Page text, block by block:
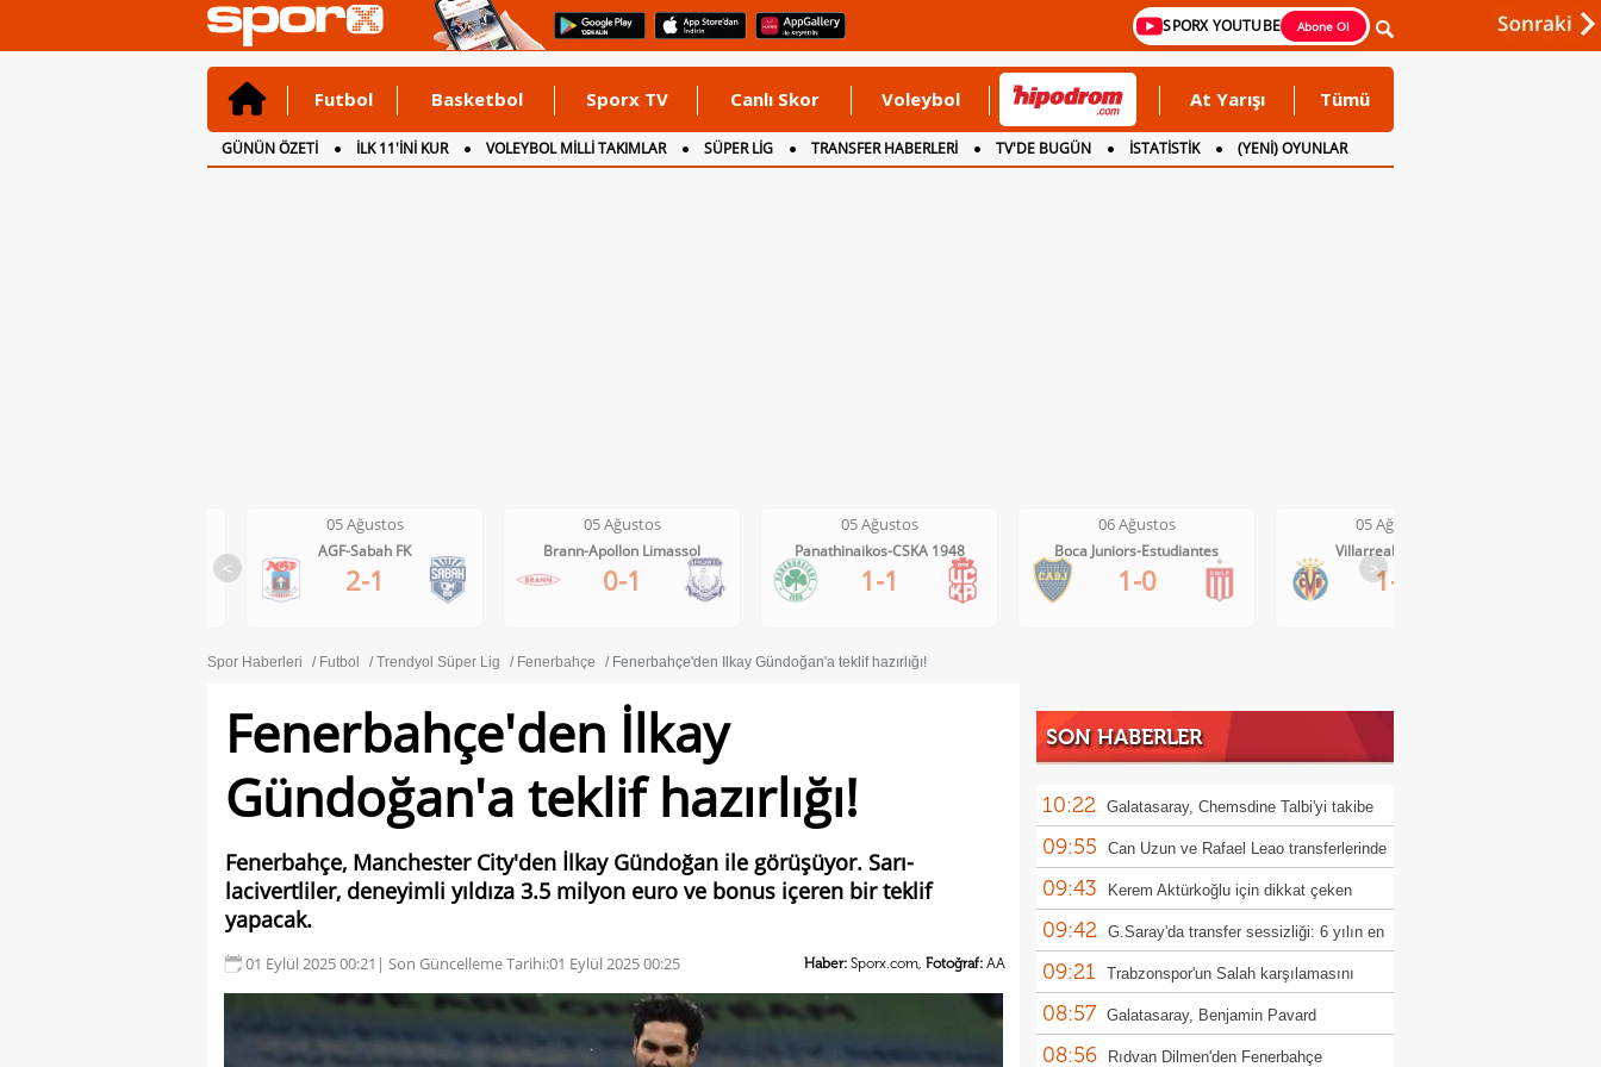
SPORX YOUTUBE Abone Ol
Futbol Basketbol Sporx TV Canlı Skor Voleybol At Yarışı Tümü
GÜNÜN ÖZETİ İLK 11'İNİ KUR VOLEYBOL MİLLİ TAKIMLAR SÜPER LİG TRANSFER HABERLERİ TV'DE BUGÜN İSTATİSTİK
(YENİ) OYUNLAR
CANLI ANLATIM
İNGİLTERE
<
05 Ağustos
Brann-Apollon Limassol
0-1
05 Ağustos
Panathinaikos-CSKA 1948
1-1
06 Ağustos
Boca Juniors-Estudiantes
1-0
05 Ağustos
Villarreal-Levante
1-0
05 Ağustos
AC Milan-Inter
1-1
>
Spor Haberleri Futbol Trendyol Süper Lig Fenerbahçe Fenerbahçe'den İlkay Gündoğan'a teklif hazırlığı!
Fenerbahçe'den İlkay
Gündoğan'a teklif hazırlığı!
Fenerbahçe, Manchester City'den İlkay Gündoğan ile görüşüyor. Sarı-
lacivertliler, deneyimli yıldıza 3.5 milyon euro ve bonus içeren bir teklif
yapacak.
01 Eylül 2025 00:21 | Son Güncelleme Tarihi:01 Eylül 2025 00:25 Haber: Sporx.com, Fotoğraf: AA
SON HABERLER
10:22 Galatasaray, Chemsdine Talbi'yi takibe
aldı
09:55 Can Uzun ve Rafael Leao transferlerinde
teklifini sundu
09:43 Kerem Aktürkoğlu için dikkat çeken
sözler!
09:42 G.Saray'da transfer sessizliği: 6 yılın en
düşük rakamı
09:21 Trabzonspor'un Salah karşılamasını
dünya konuşuyor...
08:57 Galatasaray, Benjamin Pavard
transferinde sıcak gelişme
08:56 Rıdvan Dilmen'den Fenerbahçe